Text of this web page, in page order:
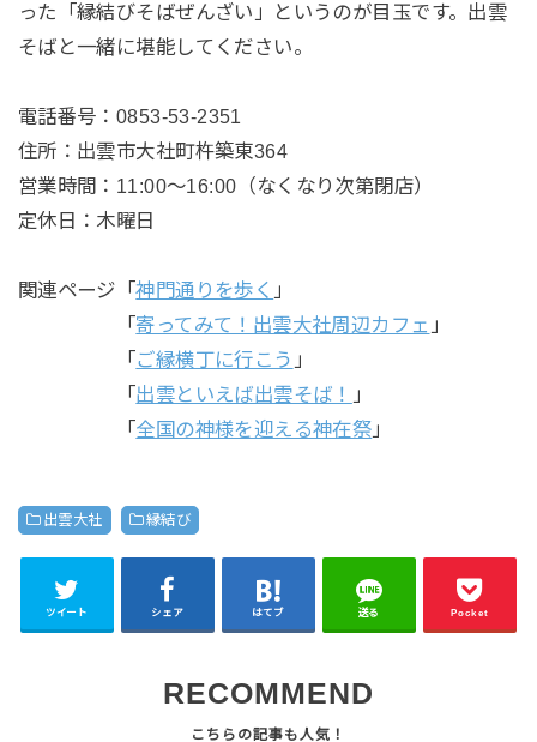
った「縁結びそばぜんざい 」というのが目玉です。出雲
そばと一緒に堪能してください。
電話番号 ：0853-53-2351
住所 ：出雲市大社町杵築東364
営業時間 ：11:00～16:00（なくなり次第閉店）
定休日
：木曜日
関連ページ「神門通りを歩く 」
「寄ってみて！出雲大社周辺カフェ 」
「ご縁横丁に行こう 」
「出雲といえば出雲そば！
」
「全国の神様を迎える神在祭 」
出雲大社 縁結び
ツイート シェア はてブ 送る Pocket
RECOMMEND